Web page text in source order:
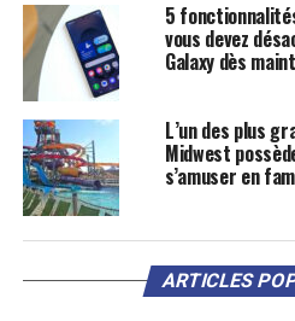
5
vous devez
Galaxy dès
L’un des plus
Midwest
s’amuser en
ARTICLES